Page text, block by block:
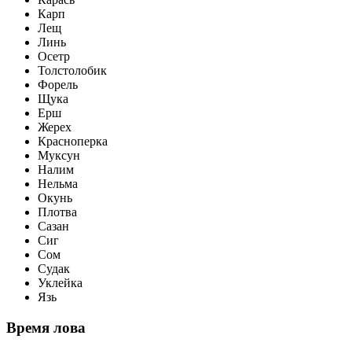
Карп
Лещ
Линь
Осетр
Толстолобик
Форель
Щука
Ерш
Жерех
Красноперка
Муксун
Налим
Нельма
Окунь
Плотва
Сазан
Сиг
Сом
Судак
Уклейка
Язь
Время лова